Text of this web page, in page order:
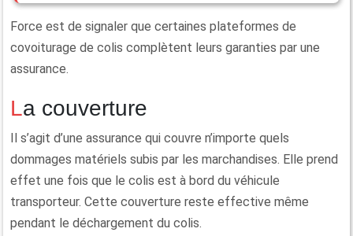
Force est de signaler que certaines plateformes de
covoiturage de colis complètent leurs garanties par une
assurance.
La couverture
Il s’agit d’une assurance qui couvre n’importe quels
dommages matériels subis par les marchandises. Elle prend
effet une fois que le colis est à bord du véhicule
transporteur. Cette couverture reste effective même
pendant le déchargement du colis.